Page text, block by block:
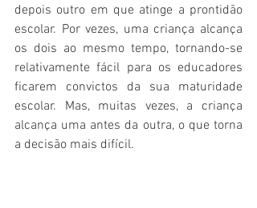
depois outro em que atinge a prontidão
escolar. Por vezes, uma criança alcança
os dois ao mesmo tempo, tornando-se
relativamente fácil para os educadores
ficarem convictos da sua maturidade
escolar. Mas, muitas vezes, a criança
alcança uma antes da outra, o que torna
a decisão mais difícil.